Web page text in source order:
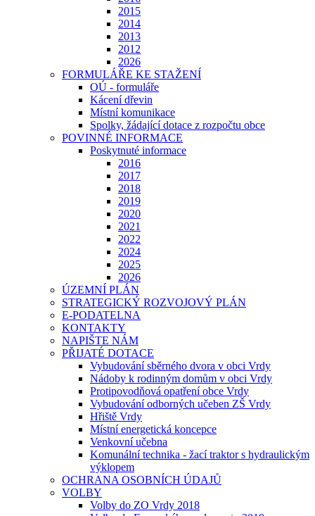
2015
2014
2013
2012
2026
FORMULÁŘE KE STAŽENÍ
OÚ - formuláře
Kácení dřevin
Místní komunikace
Spolky, žádající dotace z rozpočtu obce
POVINNÉ INFORMACE
Poskytnuté informace
2016
2017
2018
2019
2020
2021
2022
2024
2025
2026
ÚZEMNÍ PLÁN
STRATEGICKÝ ROZVOJOVÝ PLÁN
E-PODATELNA
KONTAKTY
NAPIŠTE NÁM
PŘIJATÉ DOTACE
Vybudování sběrného dvora v obci Vrdy
Nádoby k rodinným domům v obci Vrdy
Protipovodňová opatření obce Vrdy
Vybudování odborných učeben ZŠ Vrdy
Hřiště Vrdy
Místní energetická koncepce
Venkovní učebna
Komunální technika - žací traktor s hydraulickým
výklopem
OCHRANA OSOBNÍCH ÚDAJŮ
VOLBY
Volby do ZO Vrdy 2018